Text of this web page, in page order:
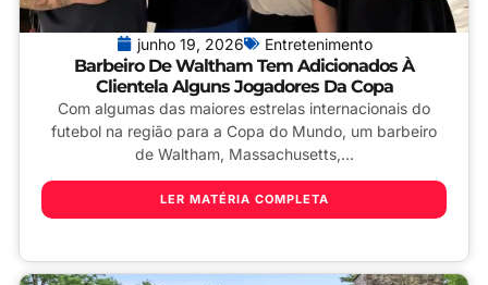
junho 19, 2026 Entretenimento
Barbeiro De Waltham Tem Adicionados À
Clientela Alguns Jogadores Da Copa
Com algumas das maiores estrelas internacionais do
futebol na região para a Copa do Mundo, um barbeiro
de Waltham, Massachusetts,...
LER MATÉRIA COMPLETA